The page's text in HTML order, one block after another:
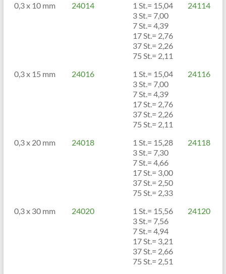
0,3 x 10 mm 24014
1 St.= 15,04
3 St.= 7,00
7 St.= 4,39
17 St.= 2,76
37 St.= 2,26
75 St.= 2,11
24114
0,3 x 15 mm 24016
1 St.= 15,04
3 St.= 7,00
7 St.= 4,39
17 St.= 2,76
37 St.= 2,26
75 St.= 2,11
24116
0,3 x 20 mm 24018
1 St.= 15,28
3 St.= 7,30
7 St.= 4,66
17 St.= 3,00
37 St.= 2,50
75 St.= 2,33
24118
0,3 x 30 mm 24020
1 St.= 15,56
3 St.= 7,56
7 St.= 4,94
17 St.= 3,21
37 St.= 2,66
75 St.= 2,51
24120